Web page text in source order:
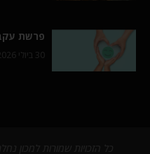
פרשת
30 ביולי 2026